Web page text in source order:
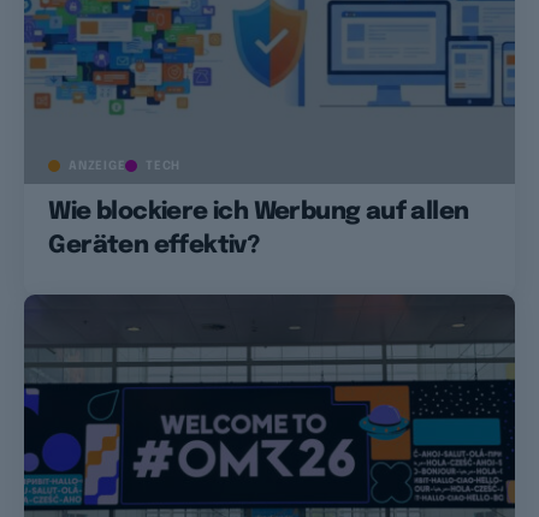
ANZEIGE TECH
Wie blockiere ich Werbung auf allen
Geräten effektiv?